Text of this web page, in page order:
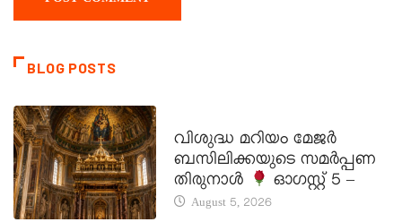
BLOG POSTS
വിശുദ്ധ മറിയം മേജർ
ബസിലിക്കയുടെ സമർപ്പണ
തിരുനാൾ
ഓഗസ്റ്റ് 5 –
August 5, 2026